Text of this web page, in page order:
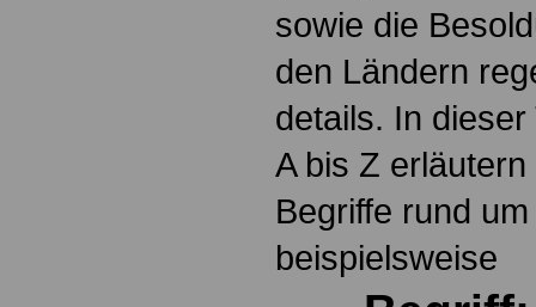
sowie die
den Ländern
details. In
A bis Z
Begriffe rund
beispielsweise